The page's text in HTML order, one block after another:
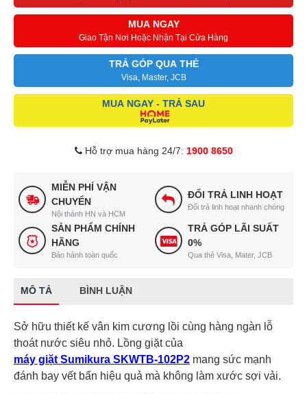
MUA NGAY
Giao Tận Nơi Hoặc Nhận Tại Cửa Hàng
TRẢ GÓP QUA THẺ
Visa, Master, JCB
MUA NGAY - TRẢ SAU
Hỗ trợ mua hàng 24/7: 1900 8650
MIỄN PHÍ VẬN
CHUYỂN
Nội thành HN và HCM
ĐỔI TRẢ LINH HOẠT
Đổi trả linh hoạt nhanh chóng
SẢN PHẨM CHÍNH
HÃNG
Bảo hành toàn quốc
TRẢ GÓP LÃI SUẤT
0%
Qua thẻ Visa, Mater, JCB
MÔ TẢ BÌNH LUẬN
Sở hữu thiết kế vân kim cương lồi cùng hàng ngàn lỗ
thoát nước siêu nhỏ. Lồng giặt của
máy giặt Sumikura SKWTB-102P2 mang sức mạnh
đánh bay vết bẩn hiệu quả mà không làm xước sợi vải.